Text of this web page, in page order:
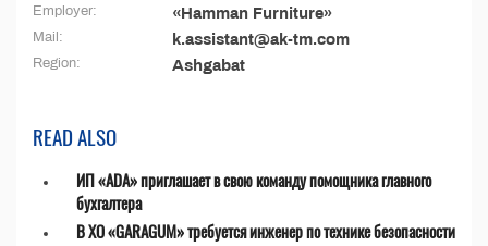
Employer: «Hamman Furniture»
Mail: k.assistant@ak-tm.com
Region: Ashgabat
READ ALSO
ИП «ADA» приглашает в свою команду помощника главного
бухгалтера
В ХО «GARAGUM» требуется инженер по технике безопасности